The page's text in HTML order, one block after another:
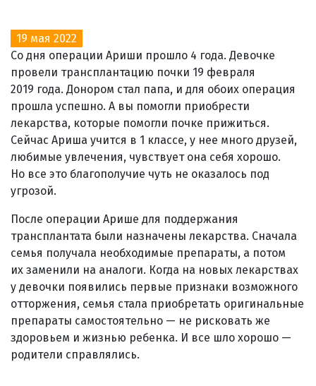
19 мая 2022
Со дня операции Ариши прошло 4 года. Девочке
провели трансплантацию почки 19 февраля
2019 года. Донором стал папа, и для обоих операция
прошла успешно. А вы помогли приобрести
лекарства, которые помогли почке прижиться.
Сейчас Ариша учится в 1 классе, у нее много друзей,
любимые увлечения, чувствует она себя хорошо.
Но все это благополучие чуть не оказалось под
угрозой.
После операции Арише для поддержания
трансплантата были назначены лекарства. Сначала
семья получала необходимые препараты, а потом
их заменили на аналоги. Когда на новых лекарствах
у девочки появились первые признаки возможного
отторжения, семья стала приобретать оригинальные
препараты самостоятельно — не рисковать же
здоровьем и жизнью ребенка. И все шло хорошо —
родители справлялись.